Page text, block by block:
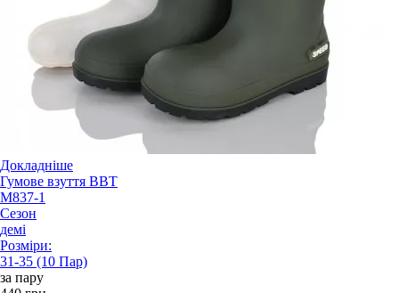
Докладніше
Гумове взуття BBT
M837-1
Сезон
демі
Розміри:
31-35 (10 Пар)
за пару